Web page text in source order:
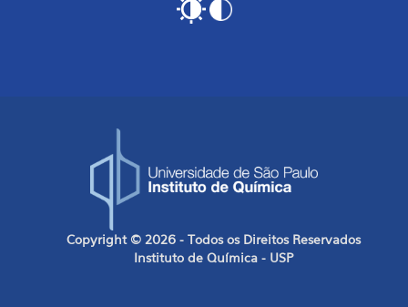
Copyright © 2026 - Todos os Direitos Reservados
Instituto de Química - USP